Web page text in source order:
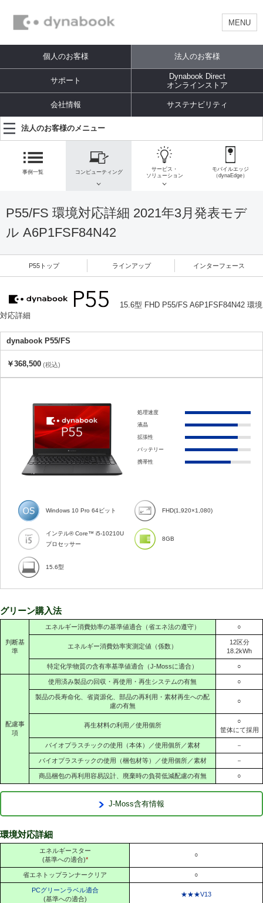
MENU
個人のお客様 法人のお客様
サポート
Dynabook Direct
オンラインストア
会社情報 サステナビリティ
法人のお客様のメニュー
事例一覧 コンピューティング
サービス・
ソリューション
モバイルエッジ
（dynaEdge）
P55/FS 環境対応詳細 2021年3月発表モデ
ル A6P1FSF84N42
P55トップ ラインアップ インターフェース
15.6型 FHD P55/FS A6P1FSF84N42 環境
対応詳細
dynabook P55/FS
￥368,500 (税込)
処理速度
液晶
拡張性
バッテリー
携帯性
Windows 10 Pro 64ビット
インテル® Core™ i5-10210U
プロセッサー
15.6型
FHD(1,920×1,080)
8GB
グリーン購入法
判断基
準
エネルギー消費効率の基準値適合（省エネ法の遵守） ○
エネルギー消費効率実測定値（係数）
12区分
18.2kWh
特定化学物質の含有率基準値適合（J-Mossに適合） ○
配慮事
項
使用済み製品の回収・再使用・再生システムの有無 ○
製品の長寿命化、省資源化、部品の再利用・素材再生への配
慮の有無
○
再生材料の利用／使用個所
○
筐体にて採用
バイオプラスチックの使用（本体）／使用個所／素材 －
バイオプラスチックの使用（梱包材等）／使用個所／素材 －
商品梱包の再利用容易設計、廃棄時の負荷低減配慮の有無 ○
J-Moss含有情報
環境対応詳細
エネルギースター
(基準への適合)*
○
省エネトップランナークリア ○
PCグリーンラベル適合
(基準への適合)
★★★V13